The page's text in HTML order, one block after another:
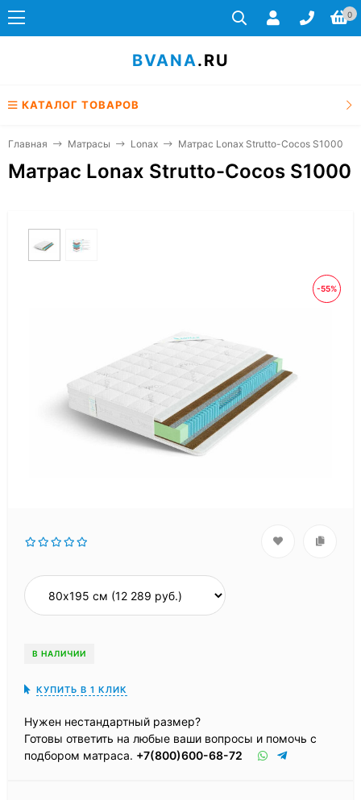
0
BVANA.RU
КАТАЛОГ ТОВАРОВ
Главная Матрасы Lonax Матрас Lonax Strutto-Cocos S1000
Матрас Lonax Strutto-Cocos S1000
-55%
В НАЛИЧИИ
КУПИТЬ В 1 КЛИК
Нужен нестандартный размер?
Готовы ответить на любые ваши вопросы и помочь с
подбором матраса. +7(800)600-68-72